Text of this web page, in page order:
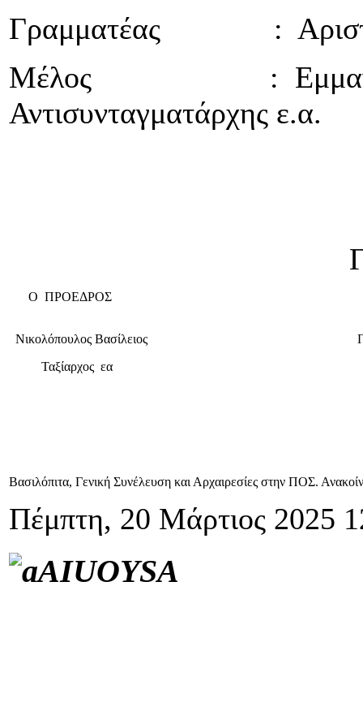
Γραμματέας :
Μέλος :
Αντισυνταγματάρχης ε.α.
Για το
Ο ΠΡΟΕΔΡΟΣ
Νικολόπουλος Βασίλειος
Ταξίαρχος εα
Βασιλόπιτα, Γενική Συνέλευση και Αρχαιρεσίες στην ΠΟΣ.
Πέμπτη, 20 Μάρτιος 2025